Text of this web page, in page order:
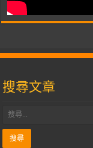
搜尋文章